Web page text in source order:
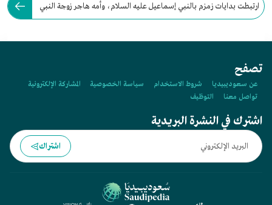
ارتبطت بدايات زمزم بالنبي إسماعيل عليه السلام، وأمه هاجر زوجة النبي
تصفح
عن سعوديبيديا شروط الاستخدام سياسة الخصوصية
المشاركة الإلكترونية
تواصل معنا
التوظيف
اشترك في النشرة البريدية
اشتراك